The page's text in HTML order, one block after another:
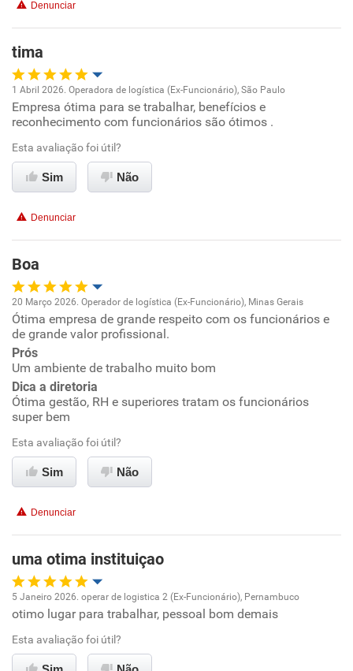
Benefícios
Recomenda esta empresa
Recomenda a diretoria
Denunciar
tima
Oportunidade de promoção
Ambiente de trabalho
Conciliação com a vida familiar
Recomenda a diretoria
1 Abril 2026. Operadora de logística (Ex-Funcionário), São Paulo
Empresa ótima para se trabalhar, benefícios e
reconhecimento com funcionários são ótimos .
Esta avaliação foi útil?
Sim Não
Denunciar
Boa
Oportunidade de promoção
Ambiente de trabalho
Conciliação com a vida familiar
Benefícios
Recomenda esta empresa
20 Março 2026. Operador de logística (Ex-Funcionário), Minas Gerais
Ótima empresa de grande respeito com os funcionários e
de grande valor profissional.
Prós
Um ambiente de trabalho muito bom
Dica a diretoria
Ótima gestão, RH e superiores tratam os funcionários
super bem
Esta avaliação foi útil?
Sim Não
Denunciar
uma otima instituiçao
Oportunidade de promoção
Ambiente de trabalho
5 Janeiro 2026. operar de logistica 2 (Ex-Funcionário), Pernambuco
otimo lugar para trabalhar, pessoal bom demais
Esta avaliação foi útil?